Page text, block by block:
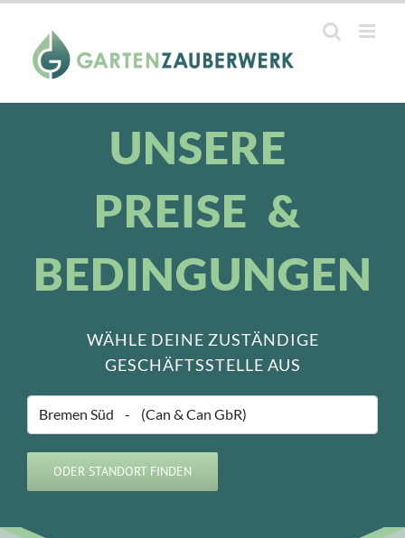
Zum
springen
UNSERE
PREISE &
BEDINGUNGEN
WÄHLE DEINE ZUSTÄNDIGE
GESCHÄFTSSTELLE AUS
ODER STANDORT FINDEN